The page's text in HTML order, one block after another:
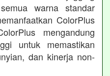
warna standar
ColorPlus
mengandung
untuk memastikan
dan kinerja non-